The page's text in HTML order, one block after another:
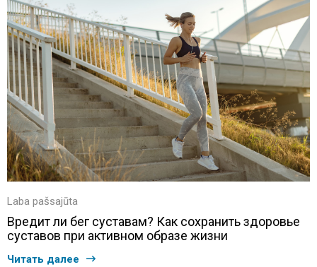
Laba pašsajūta
Вредит ли бег суставам? Как сохранить здоровье
суставов при активном образе жизни
Читать далее